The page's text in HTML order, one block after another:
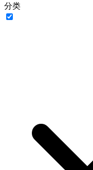
分类